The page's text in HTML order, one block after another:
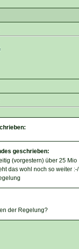
geschrieben:
(vorgestern) über 25 Mio
das wohl noch so weiter :-/
der Regelung?